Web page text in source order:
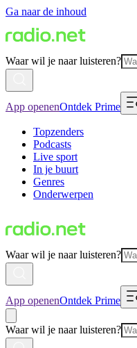
Ga naar de inhoud
Waar wil je naar luisteren?
App openenOntdek Prime
Topzenders
Podcasts
Live sport
In je buurt
Genres
Onderwerpen
Waar wil je naar luisteren?
App openenOntdek Prime
Waar wil je naar luisteren?